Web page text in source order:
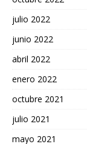
julio 2022
junio 2022
abril 2022
enero 2022
octubre 2021
julio 2021
mayo 2021